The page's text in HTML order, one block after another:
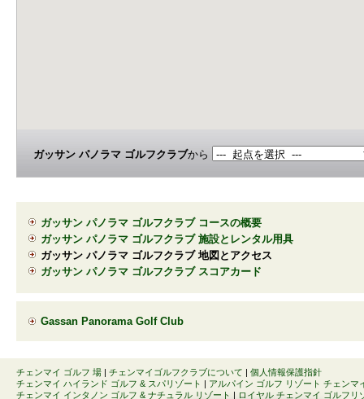
ガッサン パノラマ ゴルフクラブから
ガッサン パノラマ ゴルフクラブ コースの概要
ガッサン パノラマ ゴルフクラブ 施設とレンタル用具
ガッサン パノラマ ゴルフクラブ 地図とアクセス
ガッサン パノラマ ゴルフクラブ スコアカード
Gassan Panorama Golf Club
チェンマイ ゴルフ 場 | チェンマイゴルフクラブについて | 個人情報保護指針
チェンマイ ハイランド ゴルフ & スパリゾート | アルパイン ゴルフ リゾート チェンマ
チェンマイ インタノン ゴルフ & ナチュラル リゾート | ロイヤル チェンマイ ゴルフリ